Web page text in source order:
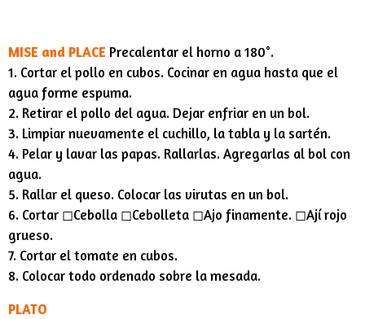
MISE and PLACE Precalentar el horno a 180°.
1. Cortar el pollo en cubos. Cocinar en agua hasta que el
agua forme espuma.
2. Retirar el pollo del agua. Dejar enfriar en un bol.
3. Limpiar nuevamente el cuchillo, la tabla y la sartén.
4. Pelar y lavar las papas. Rallarlas. Agregarlas al bol con
agua.
5. Rallar el queso. Colocar las virutas en un bol.
6. Cortar ◻︎Cebolla ◻︎Cebolleta ◻︎Ajo finamente. ◻︎Ají rojo
grueso.
7. Cortar el tomate en cubos.
8. Colocar todo ordenado sobre la mesada.
PLATO